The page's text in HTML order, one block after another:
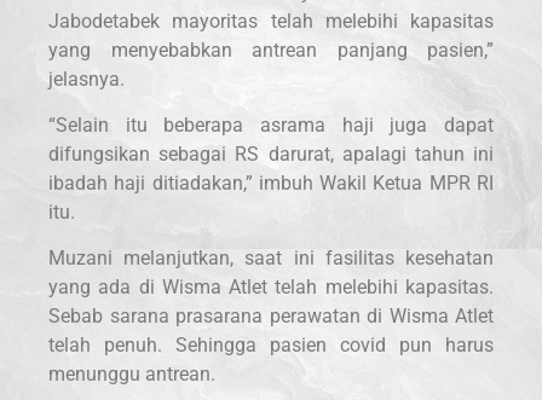
Jabodetabek mayoritas telah melebihi kapasitas
yang menyebabkan antrean panjang pasien,”
jelasnya.
“Selain itu beberapa asrama haji juga dapat
difungsikan sebagai RS darurat, apalagi tahun ini
ibadah haji ditiadakan,” imbuh Wakil Ketua MPR RI
itu.
Muzani melanjutkan, saat ini fasilitas kesehatan
yang ada di Wisma Atlet telah melebihi kapasitas.
Sebab sarana prasarana perawatan di Wisma Atlet
telah penuh. Sehingga pasien covid pun harus
menunggu antrean.